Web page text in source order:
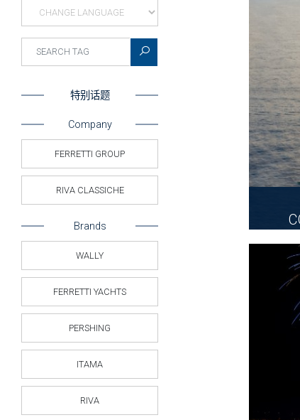
特别话题
Company
FERRETTI GROUP
RIVA CLASSICHE
Brands
WALLY
FERRETTI YACHTS
PERSHING
ITAMA
RIVA